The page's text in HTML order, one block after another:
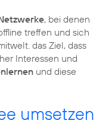
, bei denen
treffen und sich
das Ziel, dass
Interessen und
und diese
umsetzen